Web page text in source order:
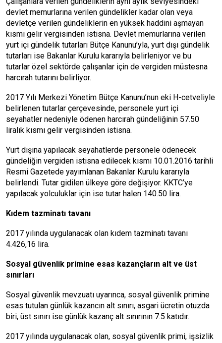
devlet memurlarına verilen gündelikler kadar olan veya
devletçe verilen gündeliklerin en yüksek haddini aşmayan
kısmı gelir vergisinden istisna. Devlet memurlarına verilen
yurt içi gündelik tutarları Bütçe Kanunu’yla, yurt dışı gündelik
tutarları ise Bakanlar Kurulu kararıyla belirleniyor ve bu
tutarlar özel sektörde çalışanlar için de vergiden müstesna
harcırah tutarını belirliyor.
2017 Yılı Merkezi Yönetim Bütçe Kanunu’nun eki H-cetveliyle
belirlenen tutarlar çerçevesinde, personele yurt içi
seyahatler nedeniyle ödenen harcırah gündeliğinin 57.50
liralık kısmı gelir vergisinden istisna.
Yurt dışına yapılacak seyahatlerde personele ödenecek
gündeliğin vergiden istisna edilecek kısmı 10.01.2016 tarihli
Resmi Gazetede yayımlanan Bakanlar Kurulu kararıyla
belirlendi. Tutar gidilen ülkeye göre değişiyor. KKTC’ye
yapılacak yolculuklar için ise tutar halen 140.50 lira.
Kıdem tazminatı tavanı
2017 yılında uygulanacak olan kıdem tazminatı tavanı
4.426,16 lira.
Sosyal güvenlik primine esas kazançların alt ve üst
sınırları
Sosyal güvenlik mevzuatı uyarınca, sosyal güvenlik primine
esas tutulan günlük kazancın alt sınırı, asgari ücretin otuzda
biri, üst sınırı ise günlük kazanç alt sınırının 7.5 katıdır.
2017 yılında uygulanacak olan, sosyal güvenlik primi, işsizlik